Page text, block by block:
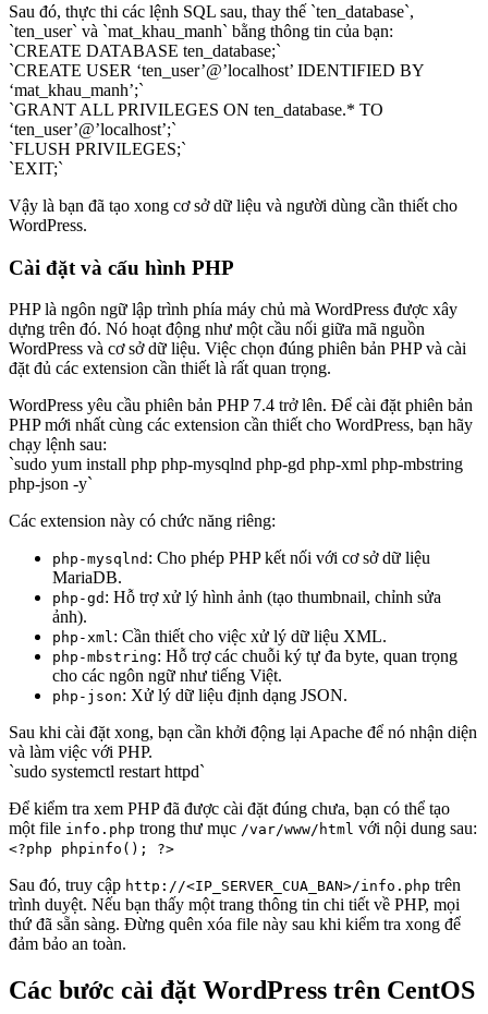
Sau đó, thực thi các lệnh SQL sau, thay thế `ten_database`,
`ten_user` và `mat_khau_manh` bằng thông tin của bạn:
`CREATE DATABASE ten_database;`
`CREATE USER ‘ten_user’@’localhost’ IDENTIFIED BY
‘mat_khau_manh’;`
`GRANT ALL PRIVILEGES ON ten_database.* TO
‘ten_user’@’localhost’;`
`FLUSH PRIVILEGES;`
`EXIT;`
Vậy là bạn đã tạo xong cơ sở dữ liệu và người dùng cần thiết cho
WordPress.
Cài đặt và cấu hình PHP
PHP là ngôn ngữ lập trình phía máy chủ mà WordPress được xây
dựng trên đó. Nó hoạt động như một cầu nối giữa mã nguồn
WordPress và cơ sở dữ liệu. Việc chọn đúng phiên bản PHP và cài
đặt đủ các extension cần thiết là rất quan trọng.
WordPress yêu cầu phiên bản PHP 7.4 trở lên. Để cài đặt phiên bản
PHP mới nhất cùng các extension cần thiết cho WordPress, bạn hãy
chạy lệnh sau:
`sudo yum install php php-mysqlnd php-gd php-xml php-mbstring
php-json -y`
Các extension này có chức năng riêng:
php-mysqlnd : Cho phép PHP kết nối với cơ sở dữ liệu
MariaDB.
php-gd : Hỗ trợ xử lý hình ảnh (tạo thumbnail, chỉnh sửa
ảnh).
php-xml: Cần thiết cho việc xử lý dữ liệu XML.
php-mbstring: Hỗ trợ các chuỗi ký tự đa byte, quan trọng
cho các ngôn ngữ như tiếng Việt.
php-json: Xử lý dữ liệu định dạng JSON.
Sau khi cài đặt xong, bạn cần khởi động lại Apache để nó nhận diện
và làm việc với PHP.
`sudo systemctl restart httpd`
Để kiểm tra xem PHP đã được cài đặt đúng chưa, bạn có thể tạo
một file info.php trong thư mục /var/www/html với nội dung sau:
<?php phpinfo(); ?>
Sau đó, truy cập http://<IP_SERVER_CUA_BAN>/info.php trên
trình duyệt. Nếu bạn thấy một trang thông tin chi tiết về PHP, mọi
thứ đã sẵn sàng. Đừng quên xóa file này sau khi kiểm tra xong để
đảm bảo an toàn.
Các bước cài đặt WordPress trên CentOS